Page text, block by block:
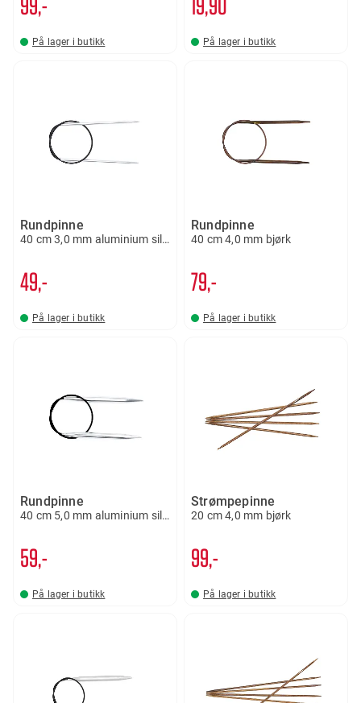
På lager i butikk På lager i butikk
Rundpinne
40 cm 3,0 mm aluminium silver
49,-
På lager i butikk
Rundpinne
40 cm 4,0 mm bjørk
79,-
På lager i butikk
Rundpinne
40 cm 5,0 mm aluminium silver
59,-
På lager i butikk
Strømpepinne
20 cm 4,0 mm bjørk
99,-
På lager i butikk